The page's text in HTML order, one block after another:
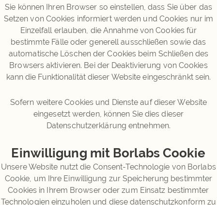
Sie können Ihren Browser so einstellen, dass Sie über das
Setzen von Cookies informiert werden und Cookies nur im
Einzelfall erlauben, die Annahme von Cookies für
bestimmte Fälle oder generell ausschließen sowie das
automatische Löschen der Cookies beim Schließen des
Browsers aktivieren. Bei der Deaktivierung von Cookies
kann die Funktionalität dieser Website eingeschränkt sein.
Sofern weitere Cookies und Dienste auf dieser Website
eingesetzt werden, können Sie dies dieser
Datenschutzerklärung entnehmen.
Einwilligung mit Borlabs Cookie
Unsere Website nutzt die Consent-Technologie von Borlabs
Cookie, um Ihre Einwilligung zur Speicherung bestimmter
Cookies in Ihrem Browser oder zum Einsatz bestimmter
Technologien einzuholen und diese datenschutzkonform zu